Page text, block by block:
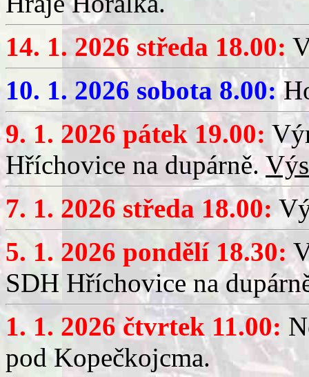
14. 1. 2026 středa 18.00:
10. 1. 2026 sobota 8.00:
9. 1. 2026 pátek 19.00:
Hříchovice na dupárně.
7. 1. 2026 středa 18.00:
5. 1. 2026 pondělí 18.30:
SDH Hříchovice na
1. 1. 2026 čtvrtek 11.00:
pod Kopečkojcma.